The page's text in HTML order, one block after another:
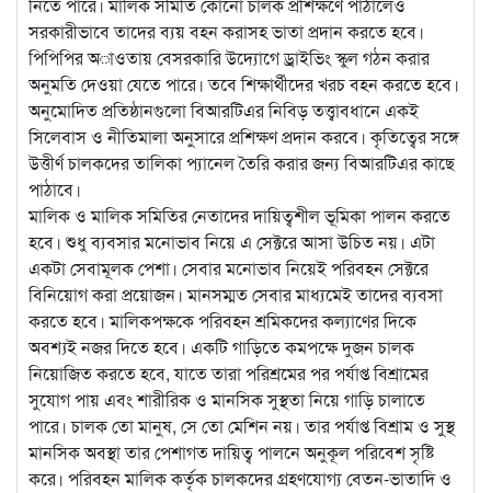
সরকারীভাবে তাদের ব্যয় বহন করাসহ ভাতা প্রদান করতে হবে।
পিপিপির অাওতায় বেসরকারি উদ্যোগে ড্রাইভিং স্কুল গঠন করার
অনুমতি দেওয়া যেতে পারে। তবে শিক্ষার্থীদের খরচ বহন করতে হবে।
অনুমোদিত প্রতিষ্ঠানগুলো বিআরটিএর নিবিড় তত্ত্বাবধানে একই
সিলেবাস ও নীতিমালা অনুসারে প্রশিক্ষণ প্রদান করবে। কৃতিত্বের সঙ্গে
উত্তীর্ণ চালকদের তালিকা প্যানেল তৈরি করার জন্য বিআরটিএর কাছে
পাঠাবে।
মালিক ও মালিক সমিতির নেতাদের দায়িত্বশীল ভূমিকা পালন করতে
হবে। শুধু ব্যবসার মনোভাব নিয়ে এ সেক্টরে আসা উচিত নয়। এটা
একটা সেবামূলক পেশা। সেবার মনোভাব নিয়েই পরিবহন সেক্টরে
বিনিয়োগ করা প্রয়োজন। মানসম্মত সেবার মাধ্যমেই তাদের ব্যবসা
করতে হবে। মালিকপক্ষকে পরিবহন শ্রমিকদের কল্যাণের দিকে
অবশ্যই নজর দিতে হবে। একটি গাড়িতে কমপক্ষে দুজন চালক
নিয়োজিত করতে হবে, যাতে তারা পরিশ্রমের পর পর্যাপ্ত বিশ্রামের
সুযোগ পায় এবং শারীরিক ও মানসিক সুস্থতা নিয়ে গাড়ি চালাতে
পারে। চালক তো মানুষ, সে তো মেশিন নয়। তার পর্যাপ্ত বিশ্রাম ও সুস্থ
মানসিক অবস্থা তার পেশাগত দায়িত্ব পালনে অনুকূল পরিবেশ সৃষ্টি
করে। পরিবহন মালিক কর্তৃক চালকদের গ্রহণযোগ্য বেতন-ভাতাদি ও